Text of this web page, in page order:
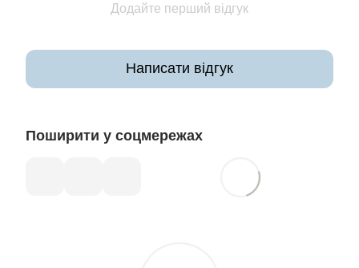
Додайте перший відгук
Написати відгук
Поширити у соцмережах